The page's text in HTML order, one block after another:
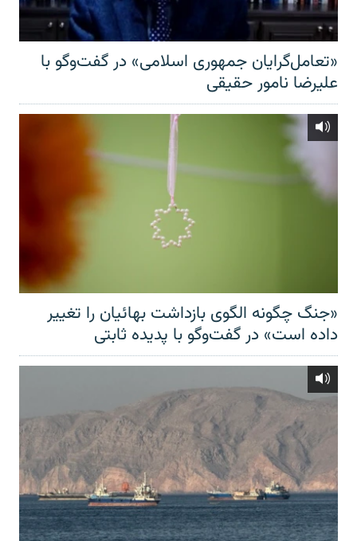
«تعامل‌گرایان جمهوری اسلامی» در گفت‌وگو با
علیرضا نامور حقیقی
«جنگ چگونه الگوی بازداشت بهائیان را تغییر
داده است» در گفت‌وگو با پدیده ثابتی